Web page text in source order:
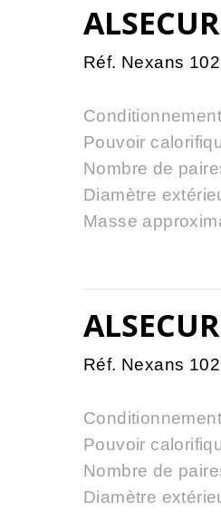
Réf. Nexans
Pouvoir
Nombre de
Diamètre
Masse
Réf. Nexans
Pouvoir
Nombre de
Diamètre